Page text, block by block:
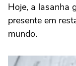
Hoje, a lasanha
presente em
mundo.